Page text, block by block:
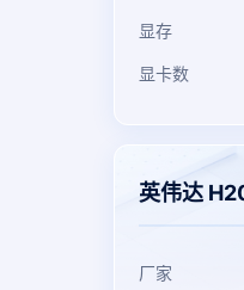
显存
显卡数
英伟达
厂家